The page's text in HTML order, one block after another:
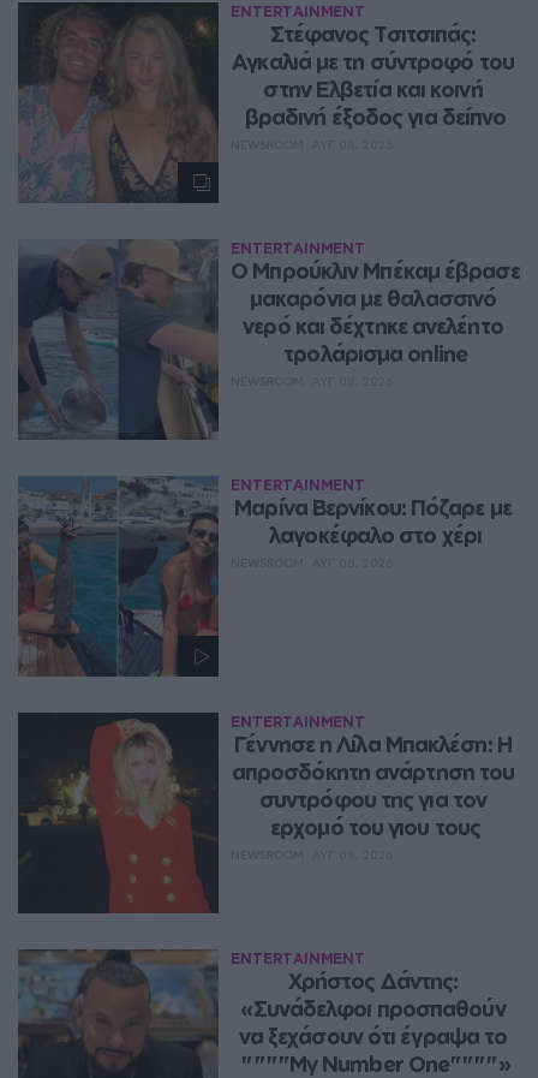
ENTERTAINMENT
Στέφανος Τσιτσιπάς:
Αγκαλιά με τη σύντροφό του
στην Ελβετία και κοινή
βραδινή έξοδος για δείπνο
ENTERTAINMENT
Ο Μπρούκλιν Μπέκαμ έβρασε
μακαρόνια με θαλασσινό
νερό και δέχτηκε ανελέητο
τρολάρισμα online
ENTERTAINMENT
Μαρίνα Βερνίκου: Πόζαρε με
λαγοκέφαλο στο χέρι
ENTERTAINMENT
Γέννησε η Λίλα Μπακλέση: Η
απροσδόκητη ανάρτηση του
συντρόφου της για τον
ερχομό του γιου τους
ENTERTAINMENT
Χρήστος Δάντης:
«Συνάδελφοι προσπαθούν
να ξεχάσουν ότι έγραψα το
""""My Number One""""»